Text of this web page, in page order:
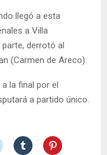
llegó a esta
a Villa
derrotó al
(Carmen de Areco).
la final por el
a partido único.